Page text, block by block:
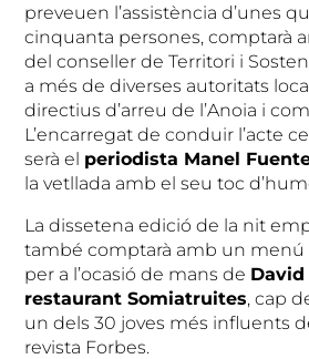
preveuen l’assistència d’unes
cinquanta persones, comptarà
del conseller de Territori i
a més de diverses autoritats
directius d’arreu de l’Anoia i
L’encarregat de conduir l’acte
serà el periodista Manel
la vetllada amb el seu toc
La dissetena edició de la nit
també comptarà amb un menú
per a l’ocasió de mans de David
restaurant Somiatruites, cap
un dels 30 joves més influents
revista Forbes.